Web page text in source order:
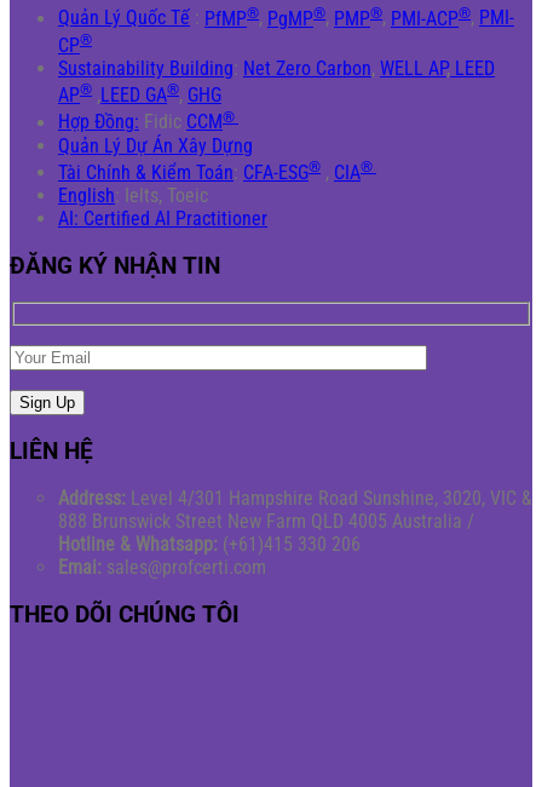
Quản Lý Quốc Tế : PfMP®, PgMP®, PMP®, PMI-ACP®, PMI-
CP®
Sustainability Building: Net Zero Carbon, WELL AP, LEED
AP® ,LEED GA®, GHG
Hợp Đồng: Fidic CCM®
Quản Lý Dự Án Xây Dựng
Tài Chính & Kiểm Toán: CFA-ESG® , CIA®
English: Ielts, Toeic
AI: Certified AI Practitioner
ĐĂNG KÝ NHẬN TIN
LIÊN HỆ
Address: Level 4/301 Hampshire Road Sunshine, 3020, VIC &
888 Brunswick Street New Farm QLD 4005 Australia /
Hotline & Whatsapp: (+61)415 330 206
Emai: sales@profcerti.com
THEO DÕI CHÚNG TÔI